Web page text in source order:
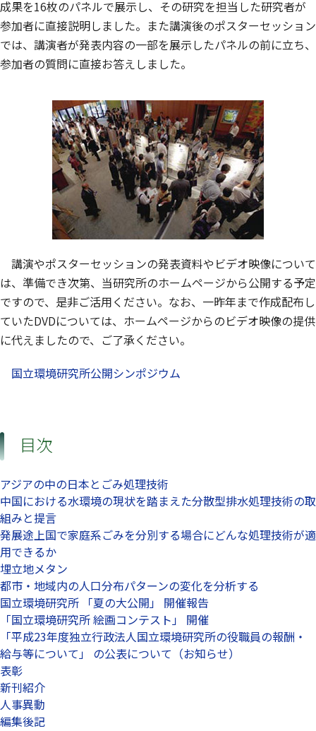
成果を16枚のパネルで展示し、その研究を担当した研究者が
参加者に直接説明しました。また講演後のポスターセッション
では、講演者が発表内容の一部を展示したパネルの前に立ち、
参加者の質問に直接お答えしました。
講演やポスターセッションの発表資料やビデオ映像について
は、準備でき次第、当研究所のホームページから公開する予定
ですので、是非ご活用ください。なお、一昨年まで作成配布し
ていたDVDについては、ホームページからのビデオ映像の提供
に代えましたので、ご了承ください。
国立環境研究所公開シンポジウム
目次
アジアの中の日本とごみ処理技術
中国における水環境の現状を踏まえた分散型排水処理技術の取
組みと提言
発展途上国で家庭系ごみを分別する場合にどんな処理技術が適
用できるか
埋立地メタン
都市・地域内の人口分布パターンの変化を分析する
国立環境研究所 「夏の大公開」 開催報告
「国立環境研究所 絵画コンテスト」 開催
「平成23年度独立行政法人国立環境研究所の役職員の報酬・
給与等について」 の公表について（お知らせ）
表彰
新刊紹介
人事異動
編集後記